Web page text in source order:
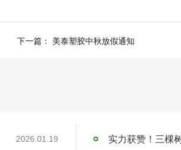
下一篇： 美泰塑胶中秋放假通知
2026.01.19 实力获赞！三棵